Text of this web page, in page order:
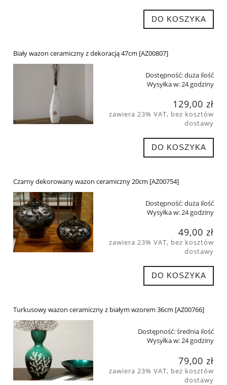
DO KOSZYKA
Biały wazon ceramiczny z dekoracją 47cm [AZ00807]
Dostępność:duża ilość
Wysyłka w:24 godziny
129,00 zł
zawiera 23% VAT, bez kosztów
dostawy
DO KOSZYKA
Czarny dekorowany wazon ceramiczny 20cm [AZ00754]
Dostępność:duża ilość
Wysyłka w:24 godziny
49,00 zł
zawiera 23% VAT, bez kosztów
dostawy
DO KOSZYKA
Turkusowy wazon ceramiczny z białym wzorem 36cm [AZ00766]
Dostępność:średnia ilość
Wysyłka w:24 godziny
79,00 zł
zawiera 23% VAT, bez kosztów
dostawy